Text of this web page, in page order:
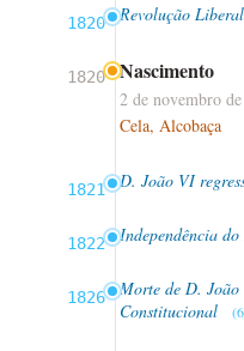
1820 Revolução
1820 Nascimento
2 de novembro
Cela, Alcobaça
1821 D. João VI
1822 Independência
1826
Morte de D.
Constitucional